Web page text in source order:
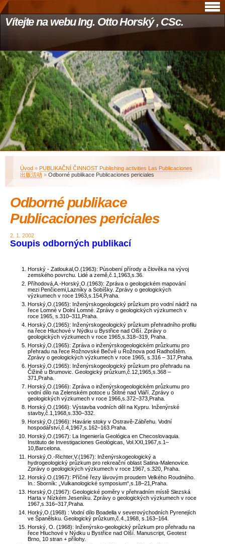
Vítejte na webu Ing. Otto Horský , CSc.
Úvod » PUBLIKAČNÍ ČINNOST Publishing activities Las Publicaciones
出版活动 » Odborné publikace Publicaciones periciales
Odborné publikace
Publicaciones periciales
2. 1. 2002
Soupis odborných publikací
Horský - Zatloukal,O.(1963): Pùsobení přírody a člověka na vývoj
zemského povrchu. Lidé a země,č.1,1963,s.36.
Příhodová,A.-Horský,O.(1963): Zpráva o geologickém mapování
mezi Penčicemi,Lazníky a Sobíšky. Zprávy o geologických
výzkumech v roce 1963,s.154,Praha.
Horský,O.(1965): Inženýrskogeologický průzkum pro vodní nádrž na
řece Lomné v Dolní Lomné. Zprávy o geologických výzkumech v
roce 1965, s.310–311,Praha.
Horský,O.(1965): Inženýrskogeologický průzkum přehradního profilu
na řece Hluchové v Nýdku u Bystřice nad Olší. Zprávy o
geologických výzkumech v roce 1965,s.318–319, Praha.
Horský,O.(1965): Zpráva o inženýrskogeologickém průzkumu pro
přehradu na řece Rožnovské Bečvě u Rožnova pod Radhoštěm.
Zprávy o geologických výzkumech v roce 1965, s.316 – 317,Praha.
Horský,O.(1965): Inženýrskogeologický průzkum pro přehradu na
Čižině u Brumovic. Geologický průzkum,č.12,1965,s.368 –
371,Praha.
Horský,O.(1966): Zpráva o inženýrskogeologickém průzkumu pro
vodní dílo na Zelenském potoce u Štítné nad Vláří. Zprávy o
geologických výzkumech v roce 1966,s.372–373,Praha.
Horský,O.(1966): Výstavba vodních děl na Kypru. Inženýrské
stavby,č.1,1968,s.330–332.
Horský,O.(1966): Havárie stoky v Ostravě-Zábřehu. Vodní
hospodářství,č.4,1967,s.162–163.Praha.
Horský,O.(1967): La Ingeniería Geológica en Checoslovaquia.
Instituto de Investigaciones Geológicas, Vol.XXI,1967,s.1–
10,Barcelona.
Horský,O.-Richter,V.(1967): Inženýrskogeologický a
hydrogeologický průzkum pro rekreační oblast Satina-Malenovice.
Zprávy o geologických výzkumech v roce 1967, s.320, Praha.
Horský.O.(1967): Příčné řezy lávovým proudem Velkého Roudného.
In.: Sborník: „Vulkanologické symposium“,s.18–21,Praha.
Horský,O.(1967): Geologické poměry v přehradním místě Slezská
Harta v Nízkém Jeseníku. Zprávy o geologických výzkumech v roce
1967,s.316–317,Praha.
Horký,O.(1968) : Vodní dílo Boadella v severovýchodních Pyrenejích
ve Španělsku. Geologický průzkum,č.4.,1968, s.163–164.
Horský, O. (1968): Inženýrsko-geologický průzkum pro přehradu na
řece Hluchové v Nýdku u Bystřice nad Olší. Manuscript, Geotest
Brno, 10 stran + přílohy.